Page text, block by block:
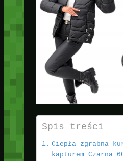
Spis treści
Ciepła zgrabna
kapturem Czarna